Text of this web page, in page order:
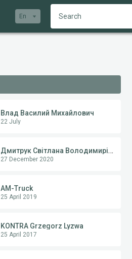
En
Влад Василий Михайлович
22 July
Дмитрук Світлана Володимирівна, ФОП
27 December 2020
AM-Truck
25 April 2019
KONTRA Grzegorz Lyzwa
25 April 2017